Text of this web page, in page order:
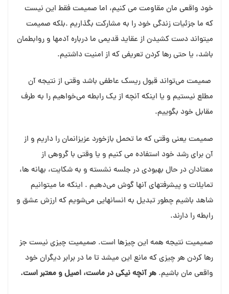
خود واقعی مان مقاومت می کنیم، اما صمیمت فقط این نیست
که ما جزئیات زندگی خود را به مشارکت بگذاریم .بلکه صمیمت
میتواند دست کشیدن از عقاید قدیمی ما درباره آدمها و روابطمان
باشد، یا حتی رها کردن تعریفی که از امنیت داشتیم.
صمیمت می‌تواند قبول ریسک عاطفی باشد وقتی از نتیجه آن
مطلع نیستیم و یا اینکه آنچه از یک رابطه می‌خواهیم را به طرف
مقابل خود بگوییم.
صمیمت یعنی وقتی که ما تحمل بازخورد عزیزانمان را داریم و از
آن برای رشد خود استفاده می کنیم و یا وقتی با گروهی از
معتادان در حال بهبودی در جلسه نشسته و به شکایت، بهانه ها،
تمایلات و پیشرفتهای آنها گوش می‌دهیم . اینکه ما میتوانیم
شاهد باشیم چطور تبدیل به انسانهایی می‌شويم که ارزش عشق و
رابطه را دارند.
صمیمیت نتیجه همه این چیزها است. صمیمیت چیزی نیست جز
رها کردن هر چیزی که مانع این میشد تا ما در برابر دیگران خود
واقعی مان باشیم. هر آنچه نیکی در ماست، اصیل و معتبر است.